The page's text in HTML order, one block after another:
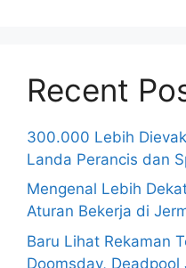
Recent
300.000 Lebih
Landa Perancis dan
Mengenal Lebih
Aturan Bekerja di
Baru Lihat Rekaman
Doomsday, Deadpool